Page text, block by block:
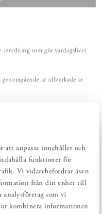
att anpassa innehållet och
funktioner för
Vi vidarebefordrar även
från din enhet till
analysföretag som vi
kombinera informationen
inredning som gör vardagslivet
är tillverkade av
och skapar en harmonisk
Lilly-serien som Carina
vasen finns i tre olika
men höjden skiljer dem
vas är handblåst på
är unik.